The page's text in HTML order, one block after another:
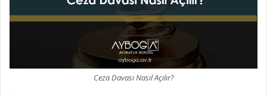
Ceza Davası Nasıl Açılır?